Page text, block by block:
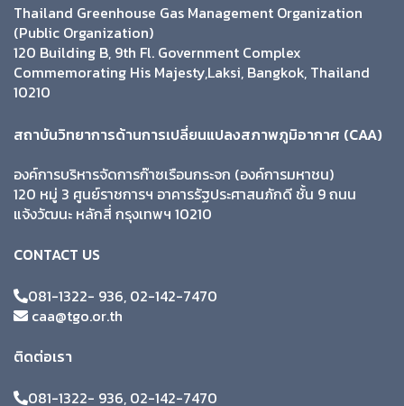
Thailand Greenhouse Gas Management Organization
(Public Organization)
120 Building B, 9th Fl. Government Complex
Commemorating His Majesty,Laksi, Bangkok, Thailand
10210
สถาบันวิทยาการด้านการเปลี่ยนแปลงสภาพภูมิอากาศ (CAA)
องค์การบริหารจัดการก๊าซเรือนกระจก (องค์การมหาชน)
120 หมู่ 3 ศูนย์ราชการฯ อาคารรัฐประศาสนภักดี ชั้น 9 ถนน
แจ้งวัฒนะ หลักสี่ กรุงเทพฯ 10210
CONTACT US
081-1322- 936, 02-142-7470
caa@tgo.or.th
ติดต่อเรา
081-1322- 936, 02-142-7470